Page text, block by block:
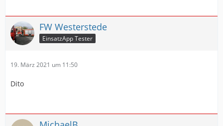
FW Westerstede
EinsatzApp Tester
19. März 2021 um 11:50
Dito